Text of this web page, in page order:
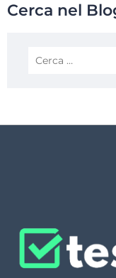
Cerca nel